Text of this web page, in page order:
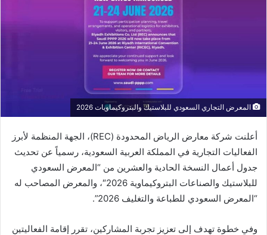
المعرض التجاري السعودي للبلاستيك والبتروكيماويات 2026
أعلنت شركة معارض الرياض المحدودة (REC)، الجهة المنظمة لأبرز
الفعاليات التجارية في المملكة العربية السعودية، رسمياً عن تحديث
جدول أعمال النسخة الحادية والعشرين من “المعرض السعودي
للبلاستيك والصناعات البتروكيماوية 2026″، والمعرض المصاحب له
“المعرض السعودي للطباعة والتغليف 2026”.
وفي خطوة تهدف إلى تعزيز تجربة المشاركين، تقرر إقامة الفعاليتين